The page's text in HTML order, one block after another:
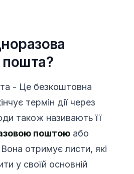
- Це безкоштовна
термін дії через
також називають її
поштою або
отримує листи, які
у своїй основній